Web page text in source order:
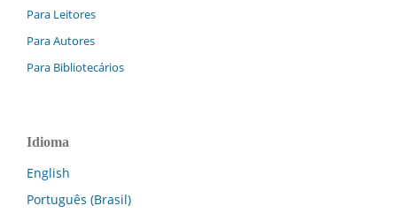
Para Leitores
Para Autores
Para Bibliotecários
Idioma
English
Português (Brasil)